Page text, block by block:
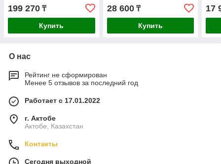
199 270 ₸
Купить
28 600₸
Купить
17
О нас
Рейтинг не сформирован
Менее 5 отзывов за последний год
Работает с 17.01.2022
г. Актобе
Актобе, Казахстан
Контакты
Сегодня выходной